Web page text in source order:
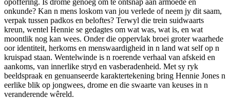
product
page
onkunde? Kan n mens loskom van jou verlede of neem jy dit saam,
verpak tussen padkos en beloftes? Terwyl die trein suidwaarts
kreun, wentel Hennie se gedagtes om wat was, wat is, en wat
moontlik nog kan wees. Onder die oppervlak broei groter waarhede
oor identiteit, herkoms en menswaardigheid in n land wat self op n
kruispad staan. Wentelwinde is n roerende verhaal van afskeid en
aankoms, van innerlike stryd en vasberadenheid. Met sy ryk
beeldspraak en genuanseerde karaktertekening bring Hennie Jones n
eerlike blik op jongwees, drome en die swaarte van keuses in n
veranderende wêreld.